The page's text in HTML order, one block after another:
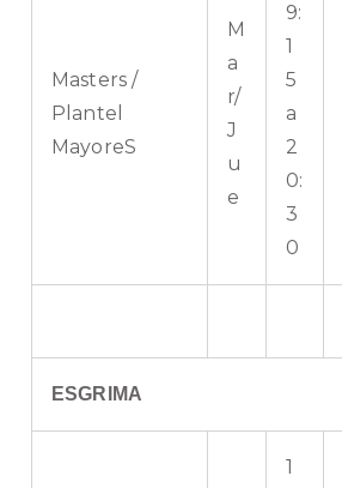
Masters /
Plantel
MayoreS
M
a
r/
J
u
e
9:
1
5
a
2
0:
3
0
ESGRIMA
1